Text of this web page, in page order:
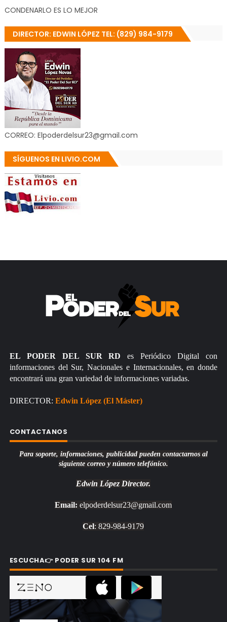
CONDENARLO ES LO MEJOR
DIRECTOR: EDWIN LÓPEZ TEL: (829) 984-9179
CORREO: Elpoderdelsur23@gmail.com
SÍGUENOS EN LIVIO.COM
EL PODER DEL SUR RD es Periódico Digital con
informaciones del Sur, Nacionales e Internacionales, en donde
encontrará una gran variedad de informaciones variadas.
DIRECTOR: Edwin López (El Máster)
CONTACTANOS
Para soporte, informaciones, publicidad pueden contactarnos al
siguiente correo y número telefónico.
Edwin López Director.
Email: elpoderdelsur23@gmail.com
Cel: 829-984-9179
ESCUCHA👉 PODER SUR 104 FM